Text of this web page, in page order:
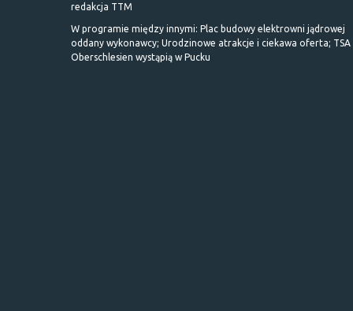
redakcja TTM
W programie między innymi: Plac budowy elektrowni jądrowej
oddany wykonawcy; Urodzinowe atrakcje i ciekawa oferta; TSA
Oberschlesien wystąpią w Pucku